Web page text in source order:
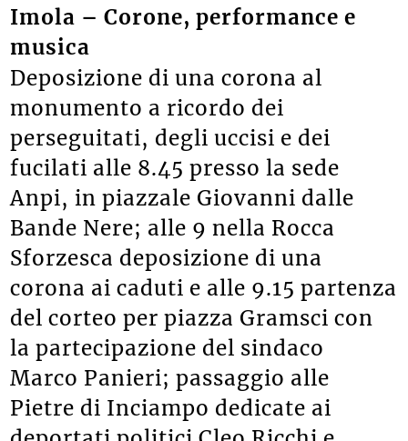
Imola – Corone, performance e
musica
Deposizione di una corona al
monumento a ricordo dei
perseguitati, degli uccisi e dei
fucilati alle 8.45 presso la sede
Anpi, in piazzale Giovanni dalle
Bande Nere; alle 9 nella Rocca
Sforzesca deposizione di una
corona ai caduti e alle 9.15 partenza
del corteo per piazza Gramsci con
la partecipazione del sindaco
Marco Panieri; passaggio alle
Pietre di Inciampo dedicate ai